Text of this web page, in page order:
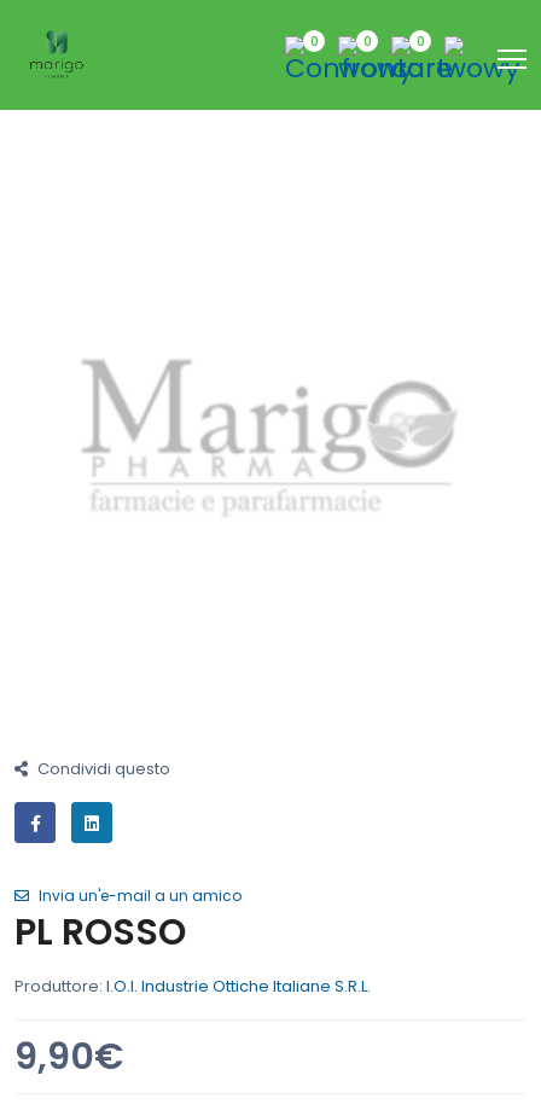
0 0 0
Condividi questo
Invia un'e-mail a un amico
PL ROSSO
Produttore: I.O.I. Industrie Ottiche Italiane S.R.L.
9,90€